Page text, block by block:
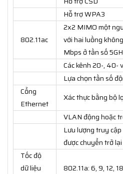
Hỗ trợ WPA3
802.11ac
2x2 MIMO một
với hai luồng
Mbps ở tần số
Các kênh 20-, 40-
Lựa chọn tần số
Cổng
Ethernet
Xác thực bằng bộ
VLAN động hoặc
Lưu lượng truy
được chuyển trở
Tốc độ
dữ liệu
802.11a: 6, 9, 12,